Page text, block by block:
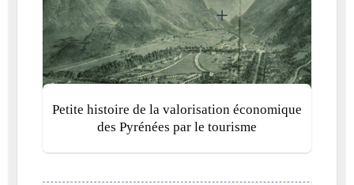
Petite histoire de la valorisation économique
des Pyrénées par le tourisme